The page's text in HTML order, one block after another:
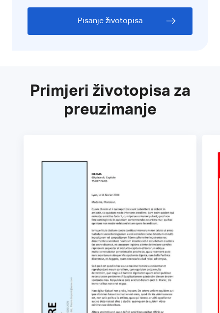
Pisanje životopisa
Primjeri životopisa za
preuzimanje